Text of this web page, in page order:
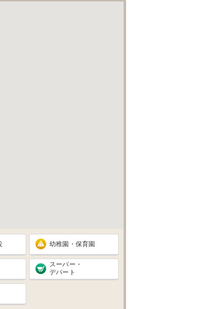
幼稚園・保育園
スーパー・
デパート